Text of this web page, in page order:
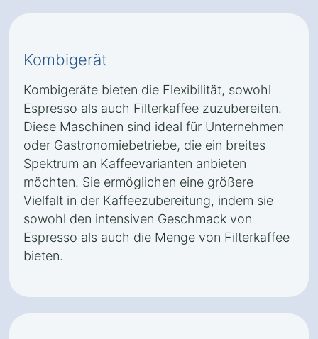
Kombigerät
Kombigeräte bieten die Flexibilität, sowohl
Espresso als auch Filterkaffee zuzubereiten.
Diese Maschinen sind ideal für Unternehmen
oder Gastronomiebetriebe, die ein breites
Spektrum an Kaffeevarianten anbieten
möchten. Sie ermöglichen eine größere
Vielfalt in der Kaffeezubereitung, indem sie
sowohl den intensiven Geschmack von
Espresso als auch die Menge von Filterkaffee
bieten.